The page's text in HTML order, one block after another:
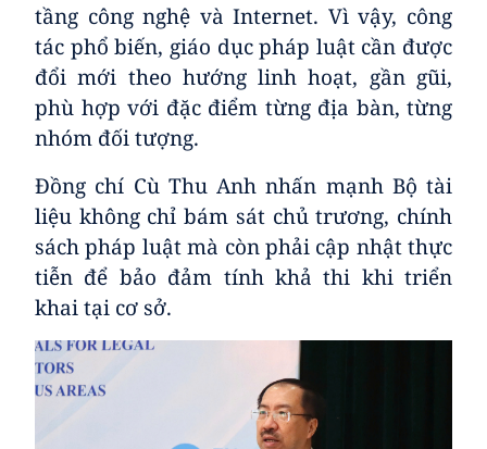
tầng công nghệ và Internet. Vì vậy, công
tác phổ biến, giáo dục pháp luật cần được
đổi mới theo hướng linh hoạt, gần gũi,
phù hợp với đặc điểm từng địa bàn, từng
nhóm đối tượng.
Đồng chí Cù Thu Anh nhấn mạnh Bộ tài
liệu không chỉ bám sát chủ trương, chính
sách pháp luật mà còn phải cập nhật thực
tiễn để bảo đảm tính khả thi khi triển
khai tại cơ sở.